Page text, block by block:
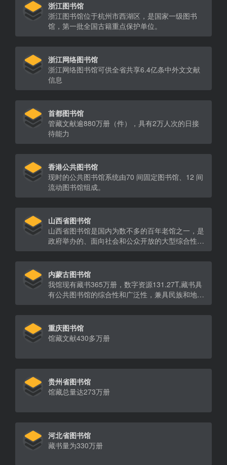
浙江图书馆
浙江图书馆位于杭州市西湖区，是国家一级图书
馆，第一批全国古籍重点保护单位。
浙江网络图书馆
浙江网络图书馆可供全省共享6.4亿条中外文文献
信息
首都图书馆
管藏文献逾880万册（件），具有2万人次的日接
待能力
香港公共图书馆
现时的公共图书馆系统由70 间固定图书馆、12 间
流动图书馆组成。
山西省图书馆
山西省图书馆是国内为数不多的百年老馆之一，是
政府举办的、面向社会和公众开放的大型综合性公
共图书馆
内蒙古图书馆
我馆现有藏书365万册，数字资源131.27T,藏书具
有公共图书馆的综合性和广泛性，兼具民族和地方
特色。
重庆图书馆
馆藏文献430多万册
贵州省图书馆
馆藏总量达273万册
河北省图书馆
藏书量为330万册